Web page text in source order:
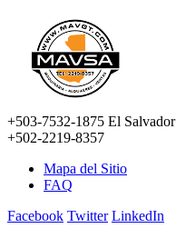
+503-7532-1875 El Salvador
+502-2219-8357
Mapa del Sitio
FAQ
Facebook Twitter LinkedIn